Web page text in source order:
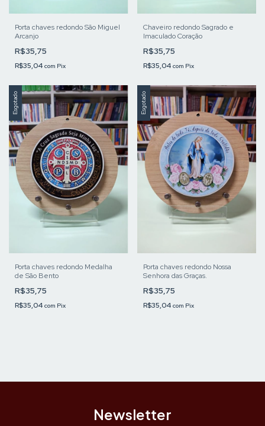
Porta chaves redondo São Miguel
Arcanjo
R$35,75
R$35,04 com Pix
Chaveiro redondo Sagrado e
Imaculado Coração
R$35,75
R$35,04 com Pix
Esgotado
Porta chaves redondo Medalha
de São Bento
R$35,75
R$35,04 com Pix
Esgotado
Porta chaves redondo Nossa
Senhora das Graças.
R$35,75
R$35,04 com Pix
Newsletter